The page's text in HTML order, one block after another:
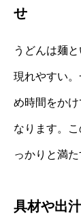
せ
うどんは麺
現れやすい
め時間をか
なります。こ
っかりと満た
具材や出